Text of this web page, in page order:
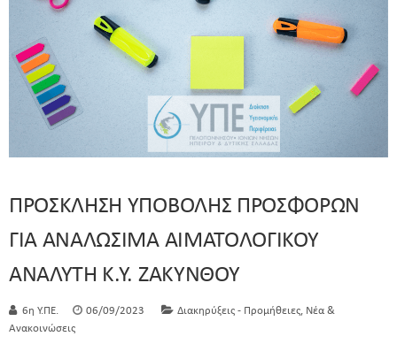
ΠΡΟΣΚΛΗΣΗ ΥΠΟΒΟΛΗΣ ΠΡΟΣΦΟΡΩΝ
ΓΙΑ ΑΝΑΛΩΣΙΜΑ ΑΙΜΑΤΟΛΟΓΙΚΟΥ
ΑΝΑΛΥΤΗ Κ.Υ. ΖΑΚΥΝΘΟΥ
6η Υ.ΠΕ. 06/09/2023 Διακηρύξεις - Προμήθειες, Νέα &
Ανακοινώσεις